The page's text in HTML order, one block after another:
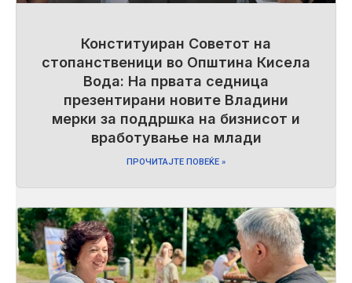
Конституиран Советот на
стопанственици во Општина Кисела
Вода: На првата седница
презентирани новите Владини
мерки за поддршка на бизнисот и
вработување на млади
ПРОЧИТАЈТЕ ПОВЕЌЕ »